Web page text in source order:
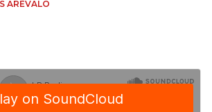
ARÉVALO